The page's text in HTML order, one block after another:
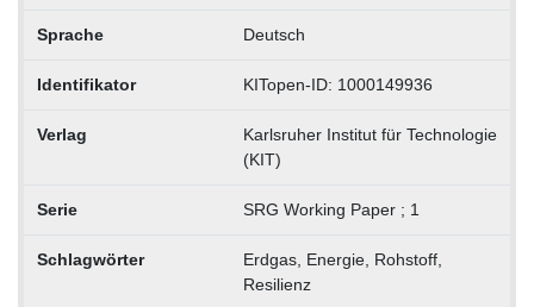
Sprache Deutsch
Identifikator KITopen-ID: 1000149936
Verlag
Karlsruher Institut für Technologie
(KIT)
Serie SRG Working Paper ; 1
Schlagwörter
Erdgas, Energie, Rohstoff,
Resilienz